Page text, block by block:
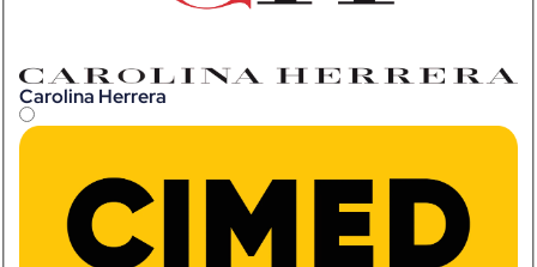
Carolina Herrera